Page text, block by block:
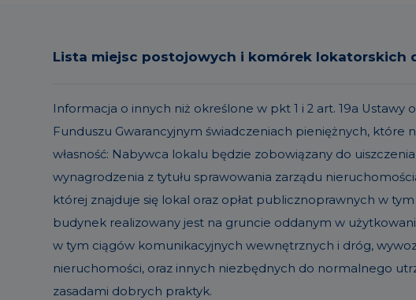
Lista miejsc postojowych i komórek lokatorskich
Informacja o innych niż określone w pkt 1 i 2 art. 19a
Funduszu Gwarancyjnym świadczeniach pieniężnych,
własność: Nabywca lokalu będzie zobowiązany do
wynagrodzenia z tytułu sprawowania zarządu
której znajduje się lokal oraz opłat publicznoprawnych w
budynek realizowany jest na gruncie oddanym w
w tym ciągów komunikacyjnych wewnętrznych i dróg,
nieruchomości, oraz innych niezbędnych do normalnego
zasadami dobrych praktyk.